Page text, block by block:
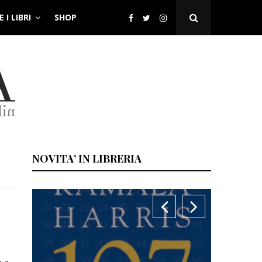
I LIBRI SHOP
Open
Search
NOVITA’ IN LIBRERIA